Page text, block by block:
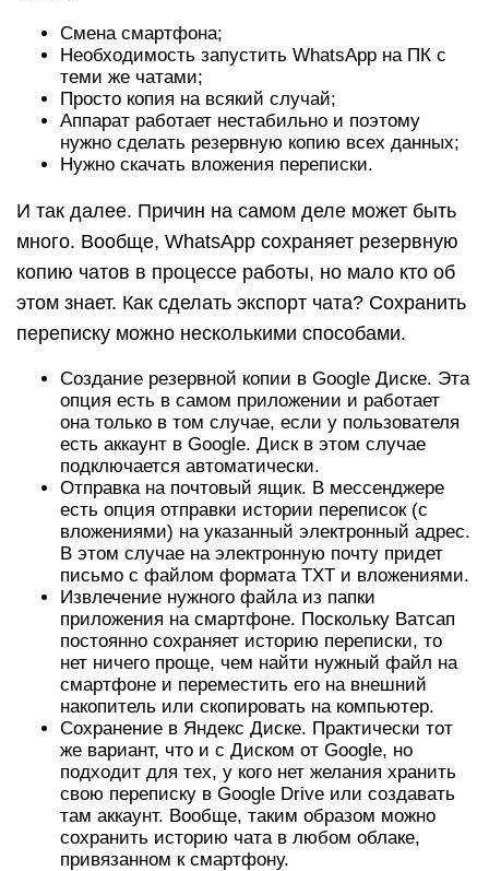
Смена смартфона;
Необходимость запустить WhatsApp на ПК с
теми же чатами;
Просто копия на всякий случай;
Аппарат работает нестабильно и поэтому
нужно сделать резервную копию всех данных;
Нужно скачать вложения переписки.
И так далее. Причин на самом деле может быть
много. Вообще, WhatsApp сохраняет резервную
копию чатов в процессе работы, но мало кто об
этом знает. Как сделать экспорт чата? Сохранить
переписку можно несколькими способами.
Создание резервной копии в Google Диске. Эта
опция есть в самом приложении и работает
она только в том случае, если у пользователя
есть аккаунт в Google. Диск в этом случае
подключается автоматически.
Отправка на почтовый ящик. В мессенджере
есть опция отправки истории переписок (с
вложениями) на указанный электронный адрес.
В этом случае на электронную почту придет
письмо с файлом формата TXT и вложениями.
Извлечение нужного файла из папки
приложения на смартфоне. Поскольку Ватсап
постоянно сохраняет историю переписки, то
нет ничего проще, чем найти нужный файл на
смартфоне и переместить его на внешний
накопитель или скопировать на компьютер.
Сохранение в Яндекс Диске. Практически тот
же вариант, что и с Диском от Google, но
подходит для тех, у кого нет желания хранить
свою переписку в Google Drive или создавать
там аккаунт. Вообще, таким образом можно
сохранить историю чата в любом облаке,
привязанном к смартфону.